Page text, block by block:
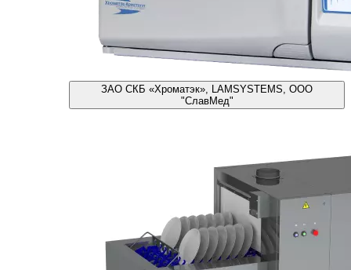
ЗАО СКБ «Хроматэк», LAMSYSTEMS, ООО
"СлавМед"